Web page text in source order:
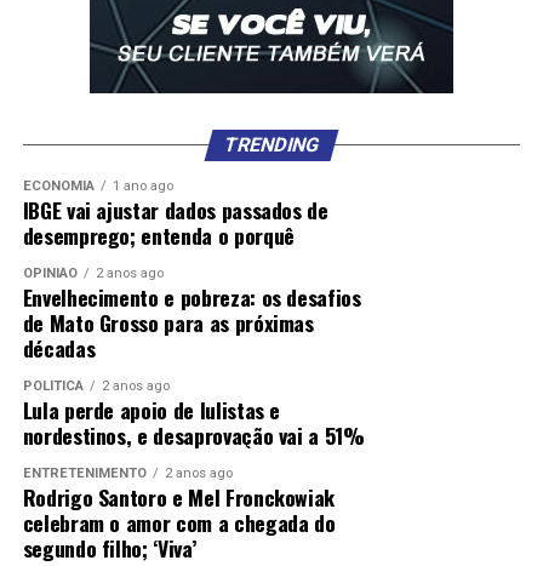
TRENDING
ECONOMIA 1 ano ago
IBGE vai ajustar dados passados de
desemprego; entenda o porquê
OPINIÃO 2 anos ago
Envelhecimento e pobreza: os desafios
de Mato Grosso para as próximas
décadas
POLÍTICA 2 anos ago
Lula perde apoio de lulistas e
nordestinos, e desaprovação vai a 51%
ENTRETENIMENTO 2 anos ago
Rodrigo Santoro e Mel Fronckowiak
celebram o amor com a chegada do
segundo filho; ‘Viva’